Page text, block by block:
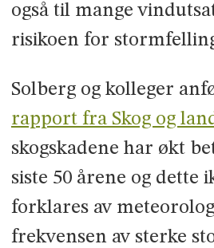
også til mange
risikoen for
Solberg og kolleger
rapport fra Skog og
skogskadene har økt
siste 50 årene og dette
forklares av
frekvensen av sterke